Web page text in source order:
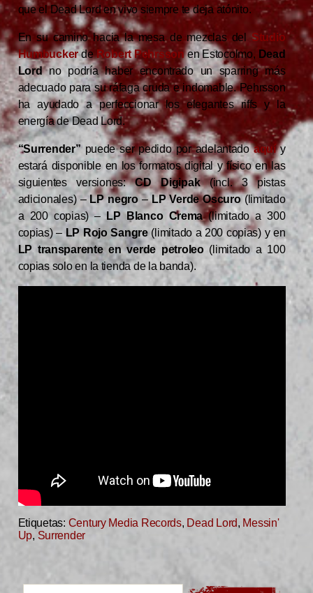
que el Dead Lord en vivo siempre te deja atónito.
En su camino hacia la mesa de mezclas del Studio
HumbuckerdeRobert Pehrssonen Estocolmo, Dead
Lordno podría haber encontrado un sparring más
adecuado para su ráfaga cruda e indomable. Pehrsson
ha ayudado a perfeccionar los elegantes riffs y la
energía de Dead Lord.
“Surrender”puede ser pedido por adelantadoaquíy
estará disponible en los formatos digital y físico en las
siguientes versiones:CD Digipak(incl. 3 pistas
adicionales) – LP negro–LP Verde Oscuro(limitado
a 200 copias) –LP Blanco Crema(limitado a 300
copias) – LP Rojo Sangre(limitado a 200 copias) y en
LP transparente en verde petroleo(limitado a 100
copias solo en la tienda de la banda).
Etiquetas: Century Media Records, Dead Lord, Messin'
Up, Surrender